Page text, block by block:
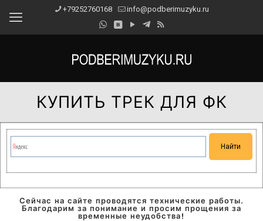
+79252760168 info@podberimuzyku.ru
КУПИТЬ ТРЕК ДЛЯ ФК
Сейчас на сайте проводятся технические работы.
Благодарим за понимание и просим прощения за
временные неудобства!